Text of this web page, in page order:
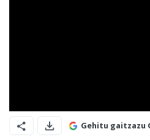
Gehitu gaitzazu